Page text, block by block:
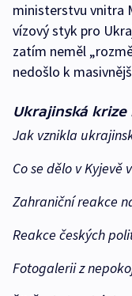
ministerstvu vnitra
vízový styk pro
zatím neměl
nedošlo k
Ukrajinská krize
Jak vznikla
Co se dělo v Kyjevě
Zahraniční reakce
Reakce českých
Fotogalerii z